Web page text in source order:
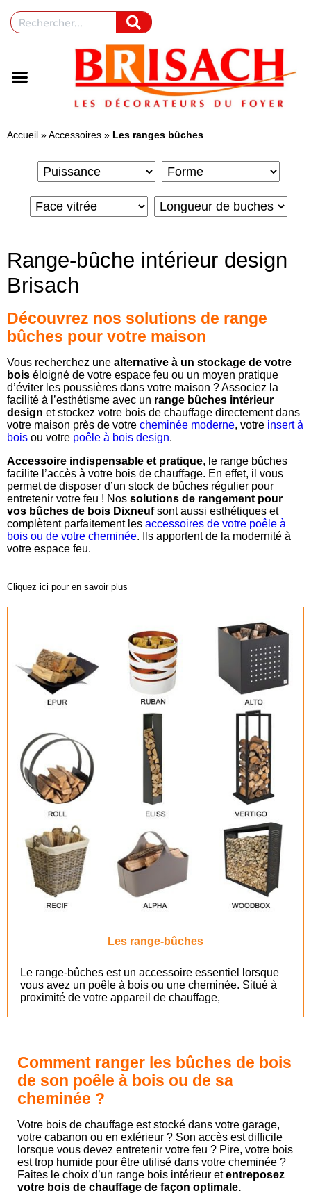
Accueil » Accessoires » Les ranges bûches
Range-bûche intérieur design
Brisach
Découvrez nos solutions de range
bûches pour votre maison
Vous recherchez une alternative à un stockage de votre
bois éloigné de votre espace feu ou un moyen pratique
d’éviter les poussières dans votre maison ? Associez la
facilité à l’esthétisme avec un range bûches intérieur
design et stockez votre bois de chauffage directement dans
votre maison près de votre cheminée moderne, votre insert à
bois ou votre poêle à bois design.
Accessoire indispensable et pratique, le range bûches
facilite l’accès à votre bois de chauffage. En effet, il vous
permet de disposer d’un stock de bûches régulier pour
entretenir votre feu ! Nos solutions de rangement pour
vos bûches de bois Dixneufsont aussi esthétiques et
complètent parfaitement les accessoires de votre poêle à
bois ou de votre cheminée. Ils apportent de la modernité à
votre espace feu.
Cliquez ici pour en savoir plus
Les range-bûches
Le range-bûches est un accessoire essentiel lorsque
vous avez un poêle à bois ou une cheminée. Situé à
proximité de votre appareil de chauffage,
Comment ranger les bûches de bois
de son poêle à bois ou de sa
cheminée ?
Votre bois de chauffage est stocké dans votre garage,
votre cabanon ou en extérieur ? Son accès est difficile
lorsque vous devez entretenir votre feu ? Pire, votre bois
est trop humide pour être utilisé dans votre cheminée ?
Faites le choix d’un range bois intérieur etentreposez
votre bois de chauffage de façon optimale.